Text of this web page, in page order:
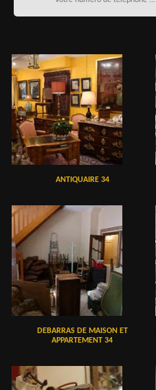
ANTIQUAIRE 34
DEBARRAS DE MAISON ET
APPARTEMENT 34